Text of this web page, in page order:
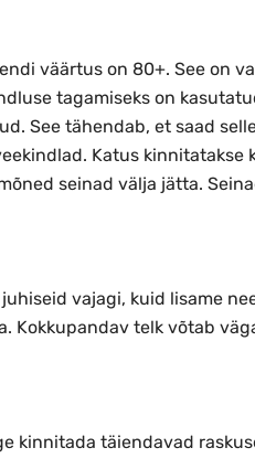
väärtus on 80+. See on
tagamiseks on
See tähendab, et saad
Katus kinnitatakse
seinad välja jätta.
vajagi, kuid lisame
telk võtab
kinnitada täiendavad